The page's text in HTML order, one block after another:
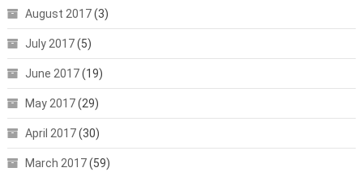
August 2017(3)
July 2017(5)
June 2017(19)
May 2017(29)
April 2017(30)
March 2017(59)